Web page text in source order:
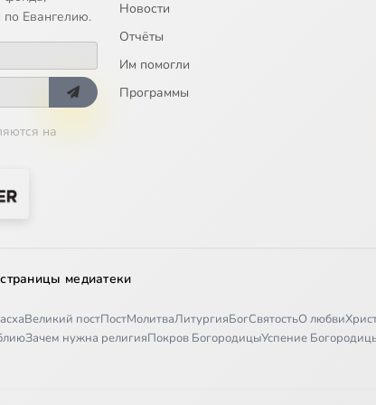
Евангелию.
на
Новости
Отчёты
Им помогли
Программы
медиатеки
Великий постПостМолитваЛитургияБогСвятостьО любви
Зачем нужна религияПокров БогородицыУспение